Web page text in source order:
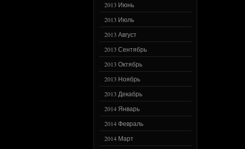
2013 Июнь
2013 Июль
2013 Август
2013 Сентябрь
2013 Октябрь
2013 Ноябрь
2013 Декабрь
2014 Январь
2014 Февраль
2014 Март